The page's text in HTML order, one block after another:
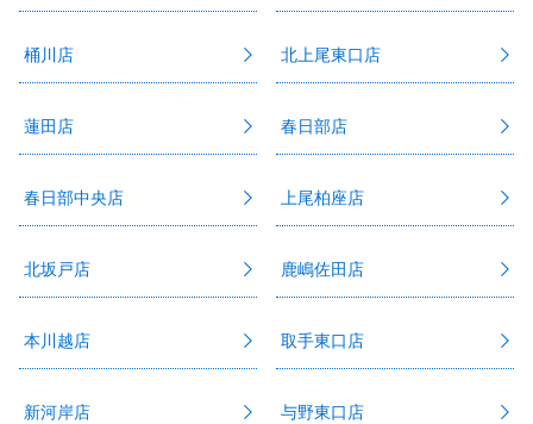
桶川店 北上尾東口店
蓮田店 春日部店
春日部中央店 上尾柏座店
北坂戸店 鹿嶋佐田店
本川越店 取手東口店
新河岸店 与野東口店